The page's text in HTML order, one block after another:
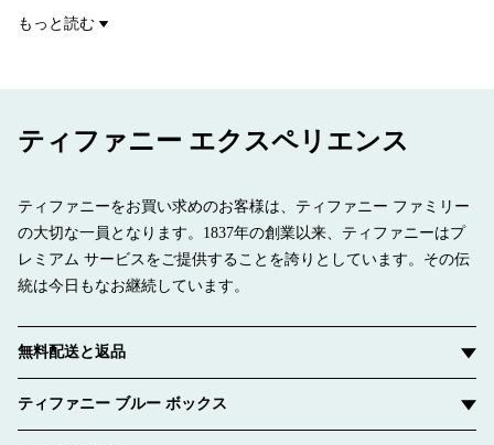
にセッティングされています。一つで身に着けることも、クラ
を楽しむこともできるデザインです。
ダイヤモンド 合計 1.90カラット
もっと読む
ティファニー エクスペリエンス
ティファニーをお買い求めのお客様は、ティファニー ファミリー
の大切な一員となります。1837年の創業以来、ティファニーはプ
レミアム サービスをご提供することを誇りとしています。その伝
統は今日もなお継続しています。
無料配送と返品
ティファニー ブルー ボックス